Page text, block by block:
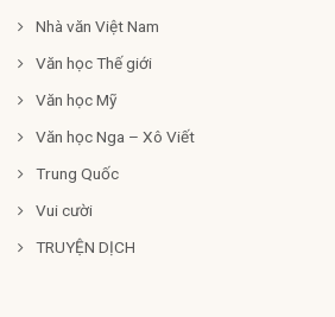
Nhà văn Việt Nam
Văn học Thế giới
Văn học Mỹ
Văn học Nga – Xô Viết
Trung Quốc
Vui cười
TRUYỆN DỊCH